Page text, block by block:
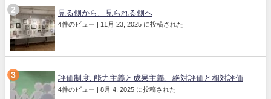
見る側から、見られる側へ
4件のビュー | 11月 23, 2025 に投稿された
評価制度: 能力主義と成果主義、絶対評価と相対評価
4件のビュー | 8月 4, 2025 に投稿された